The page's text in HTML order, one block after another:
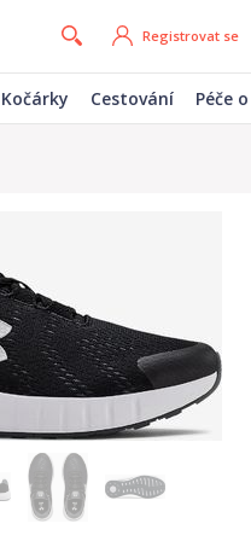
Registrovat se
Kočárky Cestování Péče